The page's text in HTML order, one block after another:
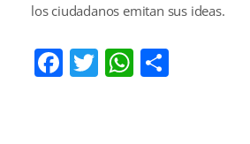
los ciudadanos emitan sus ideas.
Facebook
TwitterWhatsApp